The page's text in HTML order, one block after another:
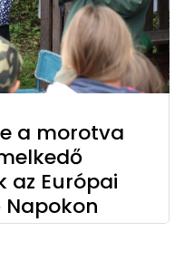
a morotva
az Európai